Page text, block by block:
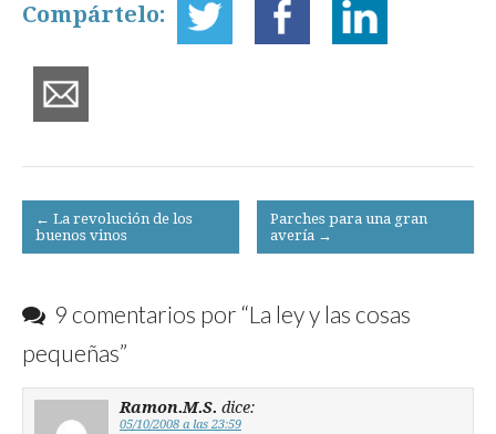
Compártelo:
Post
navigation
← La revolución de los
buenos vinos
Parches para una gran
avería →
9 comentarios por “La ley y las cosas
pequeñas”
Ramon.M.S. dice:
05/10/2008 a las 23:59